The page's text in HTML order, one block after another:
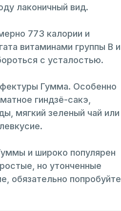
лаконичный вид.
773 калории и
витаминами группы В и
с усталостью.
Гумма. Особенно
гиндзё-сакэ,
мягкий зеленый чай или
и широко популярен
но утонченные
обязательно попробуйте